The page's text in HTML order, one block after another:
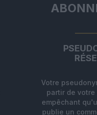
Votre
partir de votre
empêchant
publie un